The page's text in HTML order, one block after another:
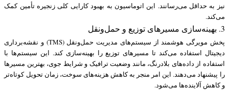
نیز به حداقل می‌رسانند. این اتوماسیون به بهبود کارایی کلی زنجیره تأمین کمک
می‌کند.
3. بهینه‌سازی مسیرهای توزیع و حمل‌ونقل
پخش مویرگی هوشمند از سیستم‌های مدیریت حمل‌ونقل (TMS) و نقشه‌برداری
دیجیتال استفاده می‌کند تا مسیرهای توزیع را بهینه‌سازی کند. این سیستم‌ها با
استفاده از داده‌های بلادرنگ، مانند وضعیت ترافیک و شرایط جوی، بهترین مسیرها
را پیشنهاد می‌دهند. این امر منجر به کاهش هزینه‌های سوخت، زمان تحویل کوتاه‌تر
و کاهش آلاینده‌ها می‌شود.